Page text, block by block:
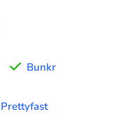
Bunkr
Prettyfast